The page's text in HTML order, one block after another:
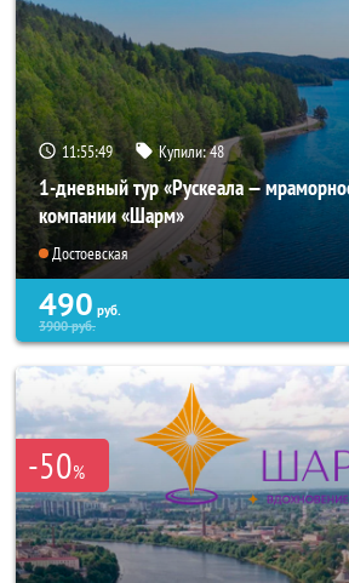
11:55:48 Купили:48
1-дневный тур «Рускеала —
компании «Шарм»
Достоевская
490 руб.
3900руб.
-50%